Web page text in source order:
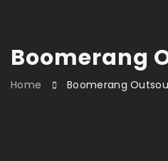
Boomerang
Home Boomerang